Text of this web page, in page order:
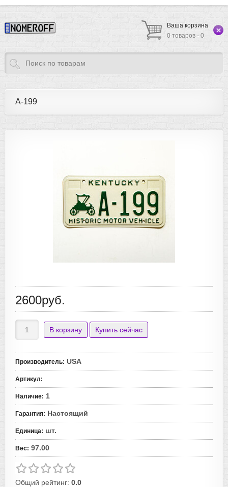
Ваша корзина
0 товаров - 0
A-199
2600руб.
Производитель: USA
Артикул:
Наличие: 1
Гарантия: Настоящий
Единица: шт.
Вес: 97.00
Общий рейтинг: 0.0